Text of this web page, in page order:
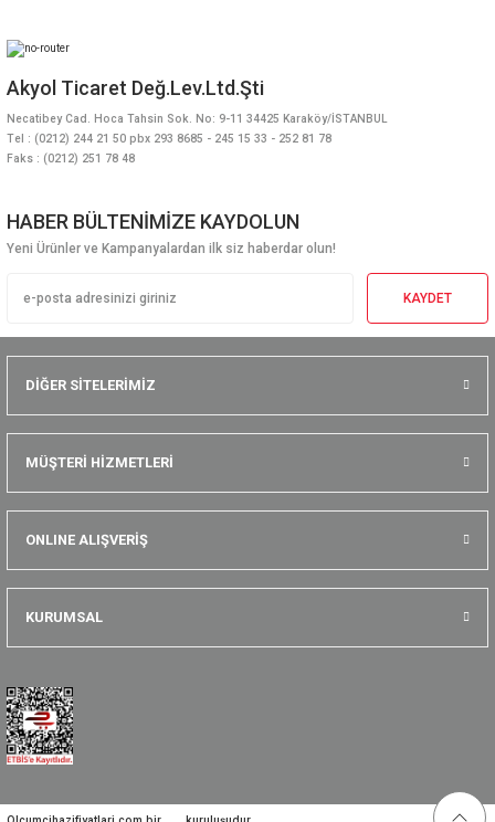
Akyol Ticaret Değ.Lev.Ltd.Şti
Necatibey Cad. Hoca Tahsin Sok. No: 9-11 34425 Karaköy/İSTANBUL
Tel : (0212) 244 21 50 pbx 293 8685 - 245 15 33 - 252 81 78
Faks : (0212) 251 78 48
HABER BÜLTENİMİZE KAYDOLUN
Yeni Ürünler ve Kampanyalardan ilk siz haberdar olun!
KAYDET
DİĞER SİTELERİMİZ
MÜŞTERİ HİZMETLERİ
ONLINE ALIŞVERİŞ
KURUMSAL